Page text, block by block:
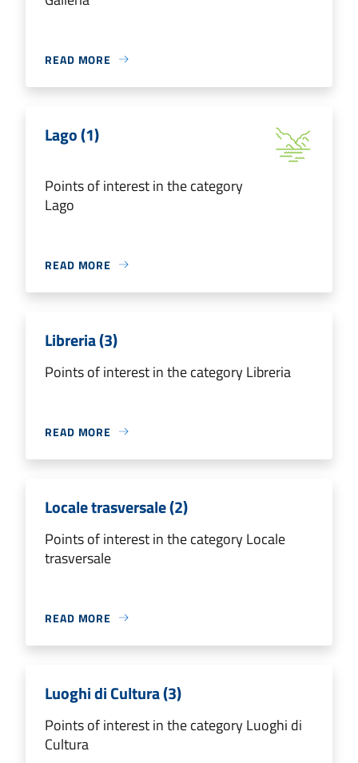
READ MORE
Lago (1)
Points of interest in the category
Lago
READ MORE
Libreria (3)
Points of interest in the category Libreria
READ MORE
Locale trasversale (2)
Points of interest in the category Locale
trasversale
READ MORE
Luoghi di Cultura (3)
Points of interest in the category Luoghi di
Cultura